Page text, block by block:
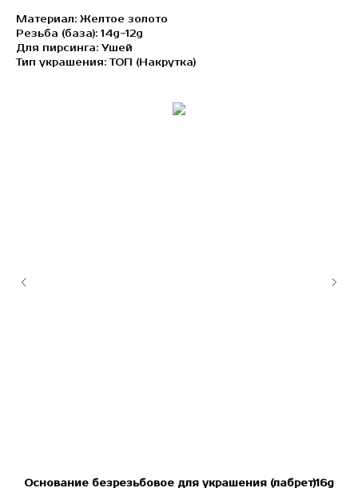
Материал: Желтое золото
Резьба (база): 14g-12g
Для пирсинга: Ушей
Тип украшения: ТОП (Накрутка)
Основание безрезьбовое для украшения (лабрет)16g